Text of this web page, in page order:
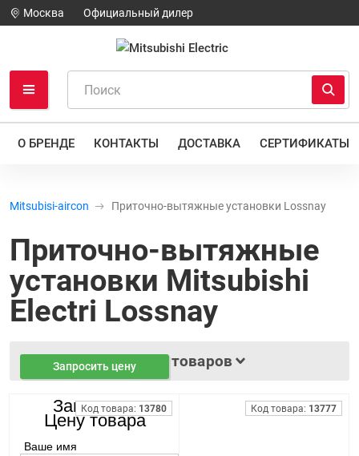
Москва Официальный дилер
О БРЕНДЕ КОНТАКТЫ ДОСТАВКА СЕРТИФИКАТЫ
Mitsubisi-aircon Приточно-вытяжные установки Lossnay
Приточно-вытяжные
установки Mitsubishi
Electri Lossnay
Фильтр товаров
Код товара: 13780
Запросить цену
Запросить
Цену товара
Ваше имя
Код товара: 13777